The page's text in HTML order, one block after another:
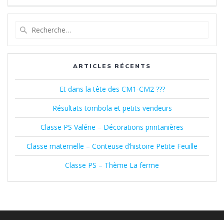
l’article
:
ARTICLES RÉCENTS
Et dans la tête des CM1-CM2 ???
Résultats tombola et petits vendeurs
Classe PS Valérie – Décorations printanières
Classe maternelle – Conteuse d’histoire Petite Feuille
Classe PS – Thème La ferme